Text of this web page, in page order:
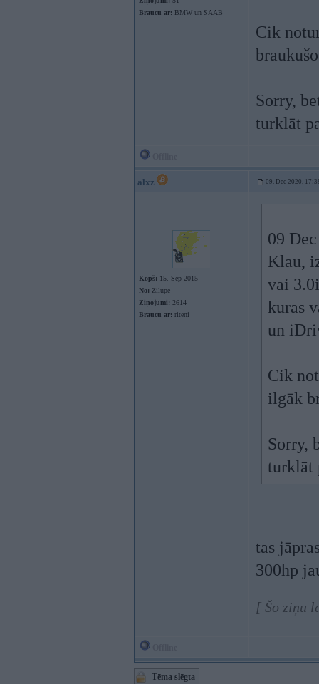
Braucu ar: BMW un SAAB
Cik
Sorry,
turklāt
alxz 09. Dec 2020,
Kopš: 15. Sep 2015
No: Zilupe
Ziņojumi: 2614
Braucu ar: riteni
09
Klau,
vai
kuras
un
Cik
ilgāk
Sorry,
turklāt
tas
300hp
[ Šo ziņu
Tēma slēgta